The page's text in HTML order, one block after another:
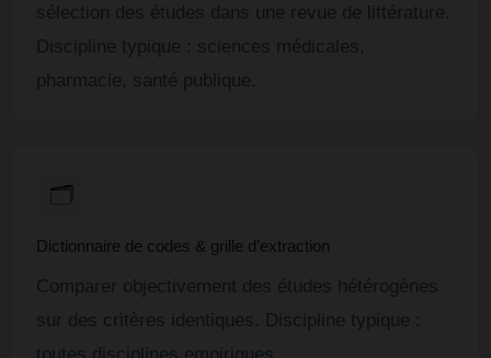
sélection des études dans une revue de littérature.
Discipline typique : sciences médicales,
pharmacie, santé publique.
🗂️
Dictionnaire de codes & grille d’extraction
Comparer objectivement des études hétérogènes
sur des critères identiques. Discipline typique :
toutes disciplines empiriques.